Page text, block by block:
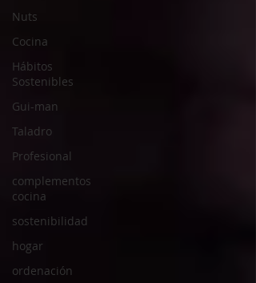
Nuts
Cocina
Hábitos
Sostenibles
Gui-man
Taladro
Profesional
complementos
cocina
sostenibilidad
hogar
ordenación